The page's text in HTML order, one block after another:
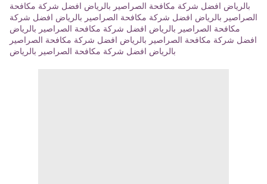
بالرياض افضل شركة مكافحة الصراصير بالرياض افضل شركة مكافحة
الصراصير بالرياض افضل شركة مكافحة الصراصير بالرياض افضل شركة
مكافحة الصراصير بالرياض افضل شركة مكافحة الصراصير بالرياض
افضل شركة مكافحة الصراصير بالرياض افضل شركة مكافحة الصراصير
بالرياض افضل شركة مكافحة الصراصير بالرياض